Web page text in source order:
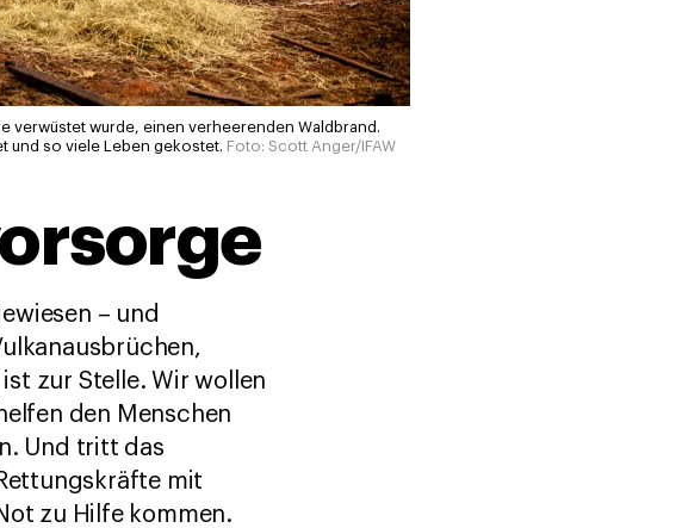
verwüstet wurde, einen verheerenden Waldbrand.
und so viele Leben gekostet. Foto: Scott Anger/IFAW
– und
zur Stelle. Wir wollen
den Menschen
Und tritt das
mit
zu Hilfe kommen.